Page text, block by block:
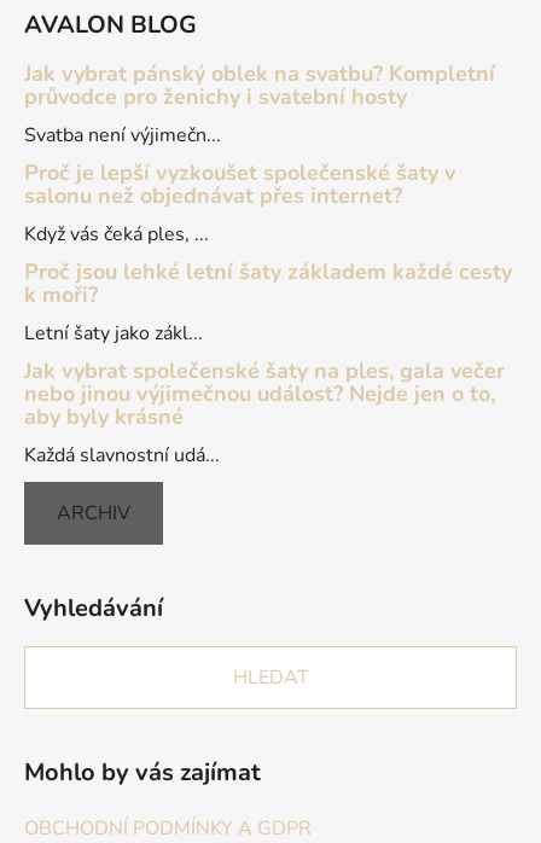
AVALON BLOG
Jak vybrat pánský oblek na svatbu? Kompletní
průvodce pro ženichy i svatební hosty
Svatba není výjimečn...
Proč je lepší vyzkoušet společenské šaty v
salonu než objednávat přes internet?
Když vás čeká ples, ...
Proč jsou lehké letní šaty základem každé cesty
k moři?
Letní šaty jako zákl...
Jak vybrat společenské šaty na ples, gala večer
nebo jinou výjimečnou událost? Nejde jen o to,
aby byly krásné
Každá slavnostní udá...
ARCHIV
Vyhledávání
HLEDAT
Mohlo by vás zajímat
OBCHODNÍ PODMÍNKY A GDPR